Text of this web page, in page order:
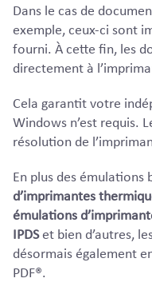
Dans le cas de
exemple, ceux-ci sont
fourni. À cette fin, les
directement à
Cela garantit votre
Windows n’est requis.
résolution de
En plus des émulations
d’imprimantes
émulations
IPDSet bien d’autres,
désormais également
PDF®.